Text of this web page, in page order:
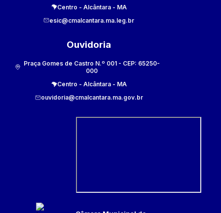
Centro - Alcântara- MA
esic@cmalcantara.ma.leg.br
Ouvidoria
Praça Gomes de Castro N.º 001- CEP: 65250-
000
Centro - Alcântara- MA
ouvidoria@cmalcantara.ma.gov.br